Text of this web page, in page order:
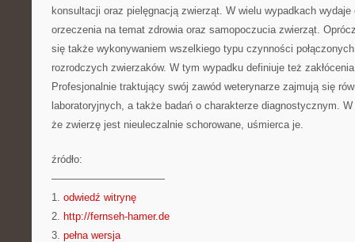
konsultacji oraz pielęgnacją zwierząt. W wielu wypadkach
orzeczenia na temat zdrowia oraz samopoczucia zwierząt.
się także wykonywaniem wszelkiego typu czynności
rozrodczych zwierzaków. W tym wypadku definiuje też
Profesjonalnie traktujący swój zawód weterynarze zajmują się
laboratoryjnych, a także badań o charakterze diagnostycznym.
że zwierzę jest nieuleczalnie schorowane, uśmierca je.
źródło:
———————————
1. odwiedź witrynę
2. http://fernseh-hamer.de
3. pełna wersja